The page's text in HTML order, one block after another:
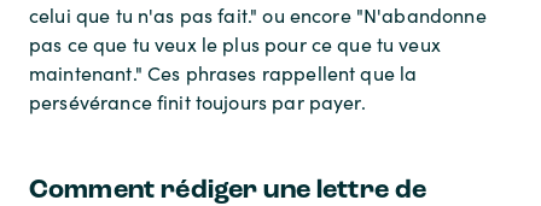
celui que tu n'as pas fait." ou encore "N'abandonne
pas ce que tu veux le plus pour ce que tu veux
maintenant." Ces phrases rappellent que la
persévérance finit toujours par payer.
Comment rédiger une lettre de